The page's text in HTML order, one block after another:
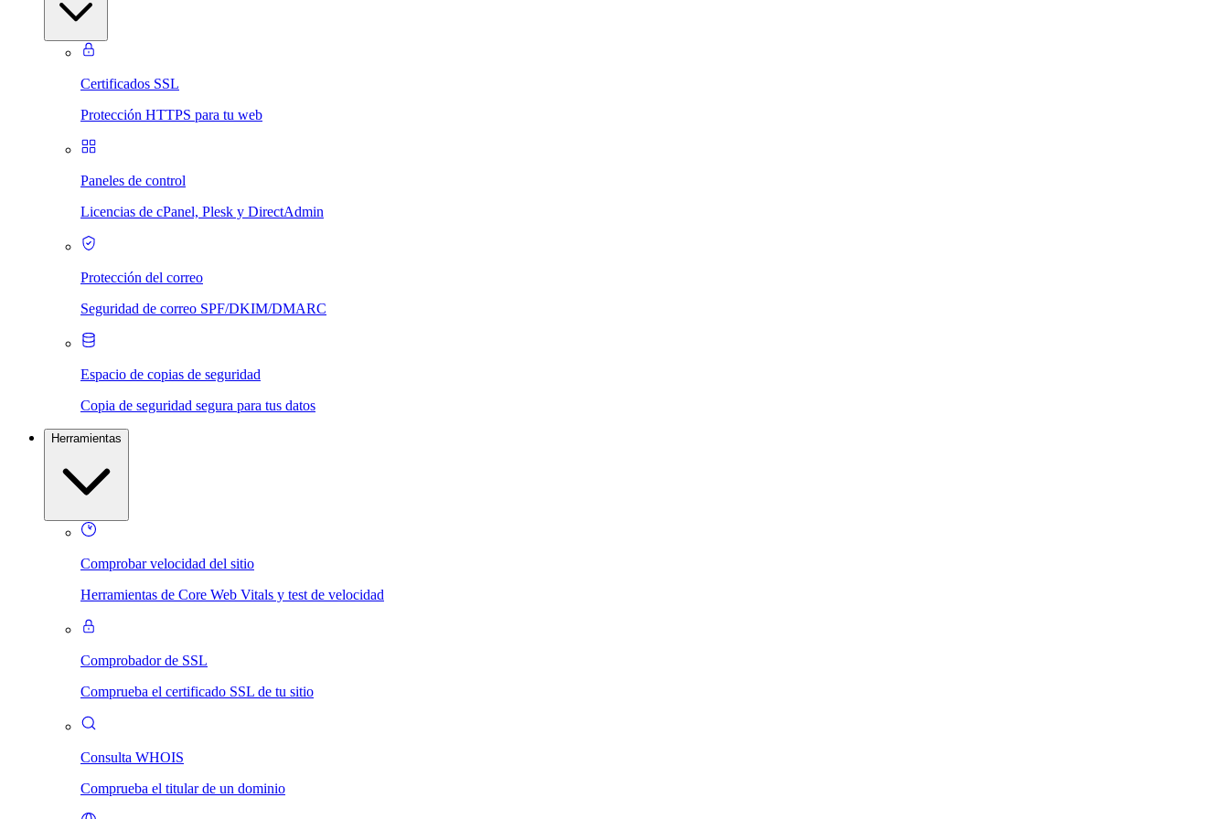
Certificados SSL
Protección HTTPS para tu web
Paneles de control
Licencias de cPanel, Plesk y DirectAdmin
Protección del correo
Seguridad de correo SPF/DKIM/DMARC
Espacio de copias de seguridad
Copia de seguridad segura para tus datos
Herramientas
Comprobar velocidad del sitio
Herramientas de Core Web Vitals y test de velocidad
Comprobador de SSL
Comprueba el certificado SSL de tu sitio
Consulta WHOIS
Comprueba el titular de un dominio